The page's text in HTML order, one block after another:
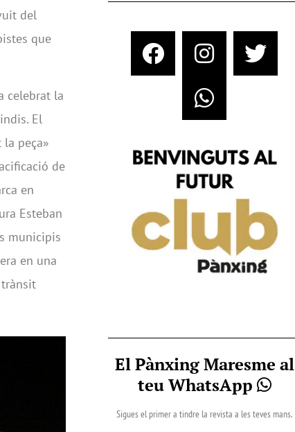
del
que
celebrat la
El
la peça»
de
en
Esteban
municipis
en una
El Pànxing Maresme al
teu WhatsApp
Sigues el primer a tindre la revista a les teves mans.